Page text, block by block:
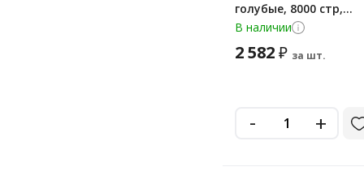
голубые, 8000 стр,
оригинальные,
В наличии
2 582₽ за шт.
- +